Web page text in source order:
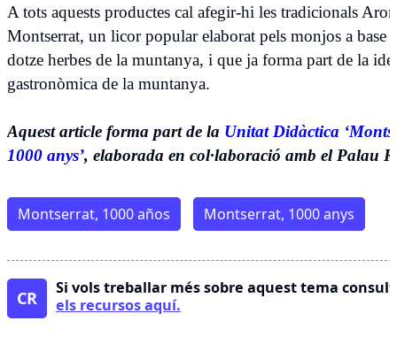
A tots aquests productes cal afegir-hi les tradicionals
Montserrat, un licor popular elaborat pels monjos a base
dotze herbes de la muntanya, i que ja forma part de la
gastronòmica de la muntanya.
Aquest article forma part de la Unitat Didàctica
1000 anys’, elaborada en col·laboració amb el Palau
Montserrat, 1000 años Montserrat, 1000 anys
CR
Si vols treballar més sobre aquest tema
els recursos aquí.